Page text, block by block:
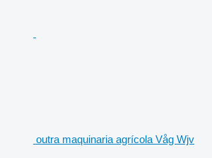
outra maquinaria agrícola Våg Wjv